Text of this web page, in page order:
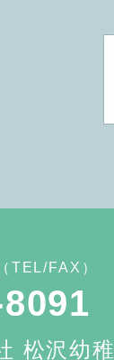
（TEL/FAX）
松沢幼